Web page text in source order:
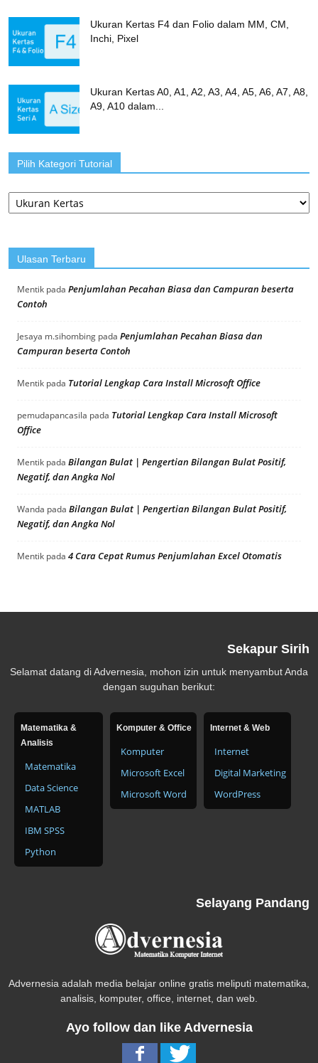
Ukuran Kertas F4 dan Folio dalam MM, CM,
Inchi, Pixel
Ukuran Kertas A0, A1, A2, A3, A4, A5, A6, A7, A8,
A9, A10 dalam...
Pilih Kategori Tutorial
Pilih
Kategori
Ulasan Terbaru
Mentik pada Penjumlahan Pecahan Biasa dan Campuran beserta
Contoh
Jesaya m.sihombing pada Penjumlahan Pecahan Biasa dan
Campuran beserta Contoh
Mentik pada Tutorial Lengkap Cara Install Microsoft Office
pemudapancasila pada Tutorial Lengkap Cara Install Microsoft
Office
Mentik pada Bilangan Bulat | Pengertian Bilangan Bulat Positif,
Negatif, dan Angka Nol
Wanda pada Bilangan Bulat | Pengertian Bilangan Bulat Positif,
Negatif, dan Angka Nol
Mentik pada 4 Cara Cepat Rumus Penjumlahan Excel Otomatis
Sekapur Sirih
Selamat datang di Advernesia, mohon izin untuk menyambut Anda
dengan suguhan berikut:
Matematika &
Analisis
Matematika
Data Science
MATLAB
IBM SPSS
Python
Komputer & Office
Komputer
Microsoft Excel
Microsoft Word
Internet & Web
Internet
Digital Marketing
WordPress
Selayang Pandang
Advernesia adalah media belajar online gratis meliputi matematika,
analisis, komputer, office, internet, dan web.
Ayo follow dan like Advernesia